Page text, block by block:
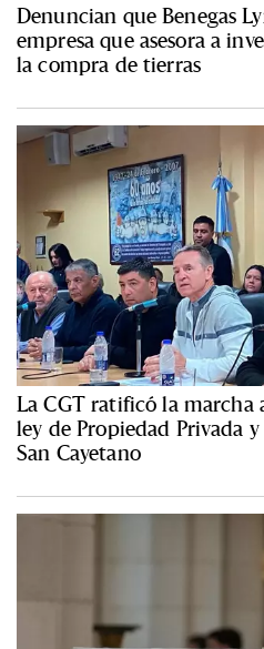
Denuncian que Benegas
empresa que asesora a
la compra de tierras
La CGT ratificó la marcha
ley de Propiedad Privada
San Cayetano